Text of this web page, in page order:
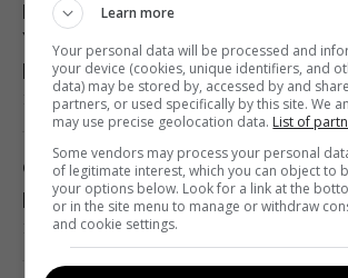
История о том, что "поляки не
Украине МиГи", – неправда:
разъяснил ситуацию
13:18 воскресенье, 09 августа 2026
Финляндия не будет
ракеты Patriot: названа
10:49 воскресенье, 09 августа 2026
Learn more
Your personal data will be processed and
your device (cookies, unique identifiers, and
data) may be stored by, accessed by and
partners, or used specifically by this site. We
may use precise geolocation data. List of
Some vendors may process your personal
of legitimate interest, which you can object to
your options below. Look for a link at the
or in the site menu to manage or withdraw
and cookie settings.